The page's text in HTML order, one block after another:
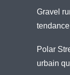
Gravel
tendance
Polar
urbain